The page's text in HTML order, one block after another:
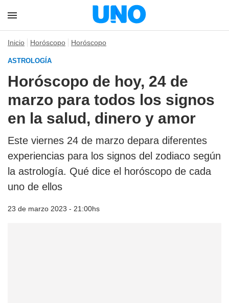
Inicio Horóscopo Horóscopo
ASTROLOGÍA
Horóscopo de hoy, 24 de
marzo para todos los signos
en la salud, dinero y amor
Este viernes 24 de marzo depara diferentes
experiencias para los signos del zodiaco según
la astrología. Qué dice el horóscopo de cada
uno de ellos
23 de marzo 2023 - 21:00hs